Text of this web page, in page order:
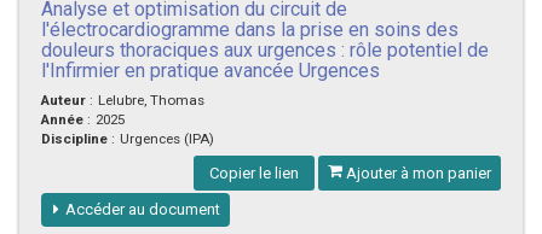
Analyse et optimisation du circuit de
l'électrocardiogramme dans la prise en soins des
douleurs thoraciques aux urgences : rôle potentiel de
l'Infirmier en pratique avancée Urgences
Auteur : Lelubre, Thomas
Année : 2025
Discipline : Urgences (IPA)
Copier le lien Ajouter à mon panier
Accéder au document